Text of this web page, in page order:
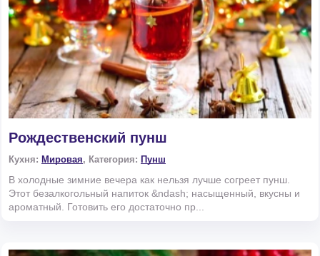
Рождественский пунш
Кухня: Мировая, Категория: Пунш
В холодные зимние вечера как нельзя лучше согреет пунш.
Этот безалкогольный напиток &ndash; насыщенный, вкусны и
ароматный. Готовить его достаточно пр...